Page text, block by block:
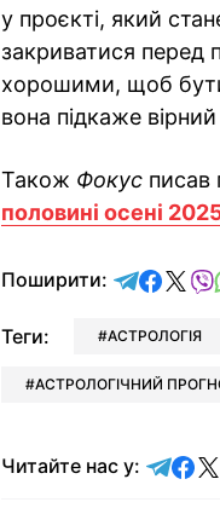
у проєкті, який
закриватися перед
хорошими, щоб бути
вона підкаже
Також Фокус писав
половині осені
Поширити:
Теги: АСТРОЛОГІЯ
АСТРОЛОГІЧНИЙ
Читайте нас у: